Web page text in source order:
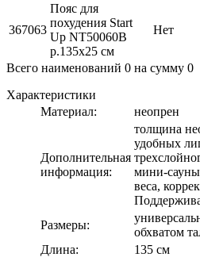
367063
Пояс для
похудения Start
Up NT50060B
р.135х25 см
Нет
Всего наименований 0 на сумму 0
Характеристики
Материал:
неопрен
Дополнительная
информация:
толщина
удобных
мини-
веса,
Размеры:
обхватом
Длина:
135 см